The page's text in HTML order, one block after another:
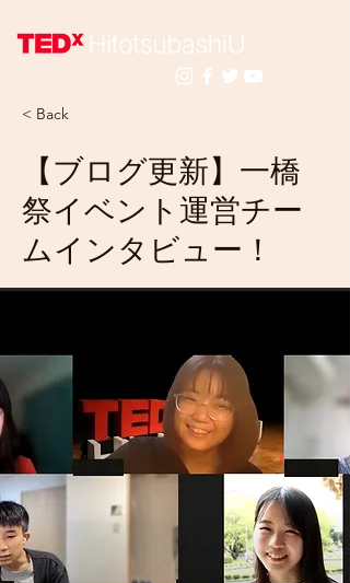
< Back
【ブログ更新】一橋
祭イベント運営チー
ムインタビュー！